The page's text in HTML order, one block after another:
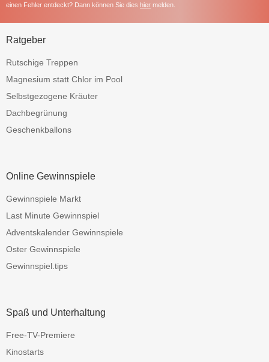
einen Fehler entdeckt? Dann können Sie dies hier melden.
Ratgeber
Rutschige Treppen
Magnesium statt Chlor im Pool
Selbstgezogene Kräuter
Dachbegrünung
Geschenkballons
Online Gewinnspiele
Gewinnspiele Markt
Last Minute Gewinnspiel
Adventskalender Gewinnspiele
Oster Gewinnspiele
Gewinnspiel.tips
Spaß und Unterhaltung
Free-TV-Premiere
Kinostarts